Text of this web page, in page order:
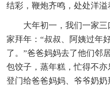
结彩，鞭炮齐鸣，处处洋溢
大年初一，我们一家
家拜年：“叔叔、阿姨过年
了。”爸爸妈妈去了他们邻
包饺子，蒸年糕，忙得不
登门给爸爸妈妈、爷爷奶奶